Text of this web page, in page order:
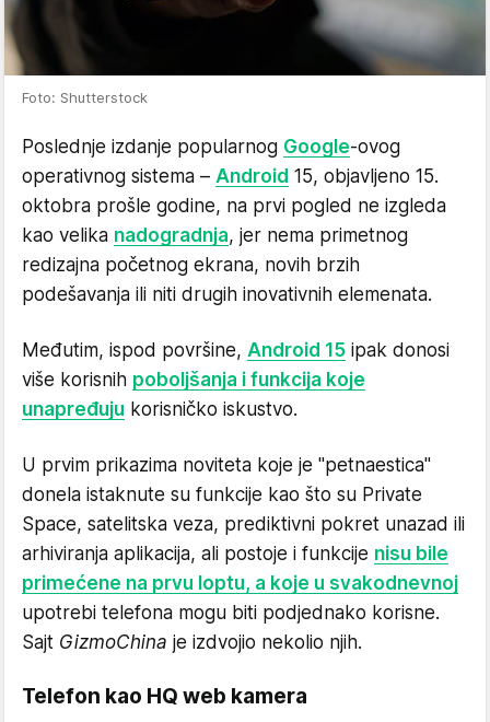
Foto: Shutterstock
Poslednje izdanje popularnog Google-ovog
operativnog sistema – Android 15, objavljeno 15.
oktobra prošle godine, na prvi pogled ne izgleda
kao velika nadogradnja, jer nema primetnog
redizajna početnog ekrana, novih brzih
podešavanja ili niti drugih inovativnih elemenata.
Međutim, ispod površine, Android 15 ipak donosi
više korisnih poboljšanja i funkcija koje
unapređuju korisničko iskustvo.
U prvim prikazima noviteta koje je "petnaestica"
donela istaknute su funkcije kao što su Private
Space, satelitska veza, prediktivni pokret unazad ili
arhiviranja aplikacija, ali postoje i funkcije nisu bile
primećene na prvu loptu, a koje u svakodnevnoj
upotrebi telefona mogu biti podjednako korisne.
Sajt GizmoChina je izdvojio nekolio njih.
Telefon kao HQ web kamera